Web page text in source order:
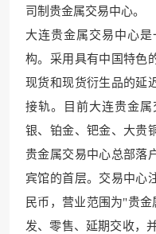
司制贵金属交易中心。
大连贵金属交易中心是
构。采用具有中国特色
现货和现货衍生品的延
接轨。目前大连贵金
银、铂金、钯金、大贵
贵金属交易中心总部落
宾馆的首层。交易中心
民币，营业范围 为"贵金
发、零售、延期交收，